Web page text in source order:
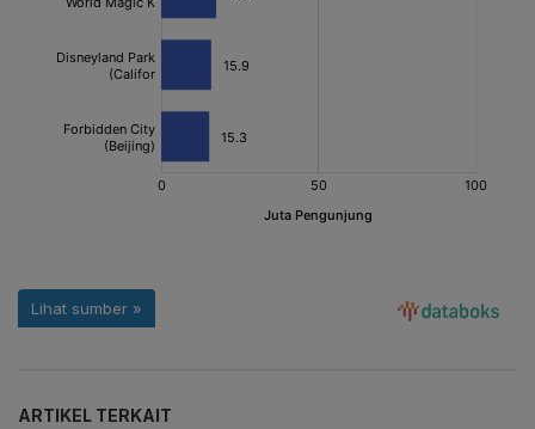
ARTIKEL TERKAIT